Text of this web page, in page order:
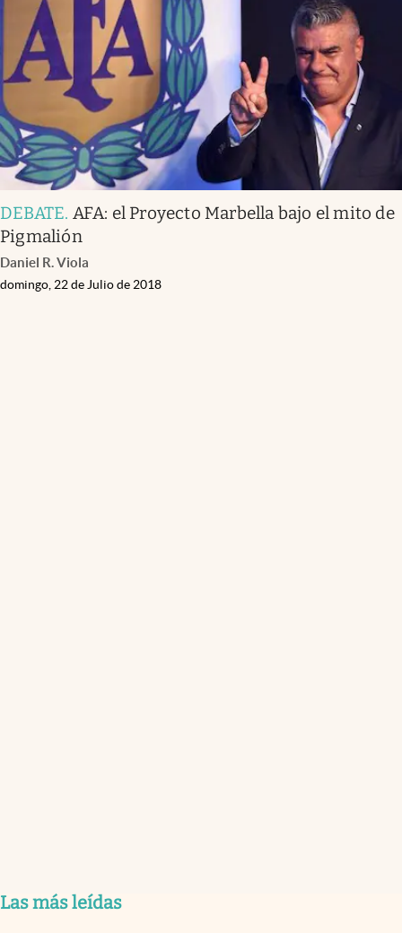
Infotechnology
Clase
Clima
Mundial 2026
Eventos Corporativos
El Cronista Studio
Mediakit
abre en nueva pestaña
Argentina
DEBATE. AFA: el Proyecto Marbella bajo el mito de
Pigmalión
Daniel R. Viola
domingo, 22 de Julio de 2018
Las más leídas